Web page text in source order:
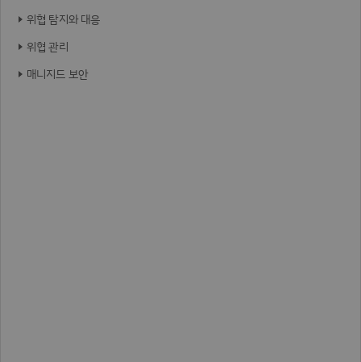
위협 탐지와 대응
위협 관리
매니지드 보안